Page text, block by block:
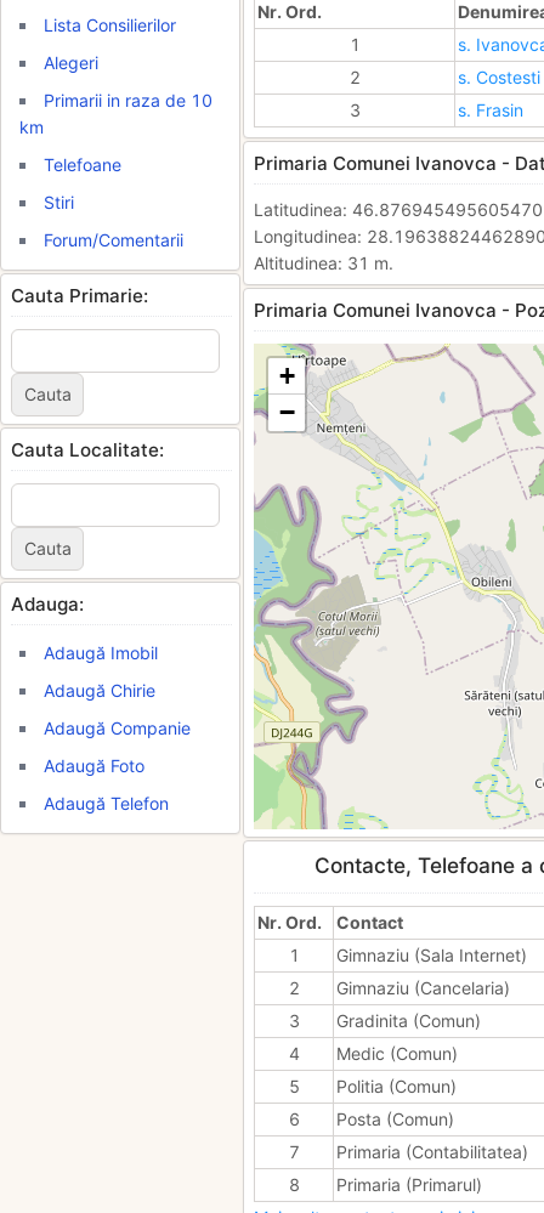
Lista Consilierilor
Alegeri
Primarii in raza de 10
km
Telefoane
Stiri
Forum/Comentarii
Cauta Primarie:
Cauta Localitate:
Adauga:
Adaugă Imobil
Adaugă Chirie
Adaugă Companie
Adaugă Foto
Adaugă Telefon
Nr. Ord.
1
s.
2
s. Costesti
3
s. Frasin
Primaria Comunei Ivanovca -
Latitudinea:
Longitudinea:
Altitudinea: 31 m.
Primaria Comunei Ivanovca -
+
−
Contacte, Telefoane
Nr. Ord.
Contact
1
Gimnaziu (Sala Internet)
2
Gimnaziu (Cancelaria)
3
Gradinita (Comun)
4
Medic (Comun)
5
Politia (Comun)
6
Posta (Comun)
7
Primaria (Contabilitatea)
8
Primaria (Primarul)